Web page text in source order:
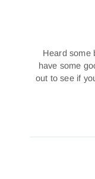
Heard
have some
out to see if